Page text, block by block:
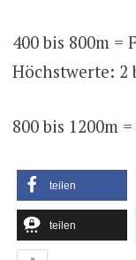
400 bis 800m =
Höchstwerte: 2
800 bis 1200m
teilen
teilen